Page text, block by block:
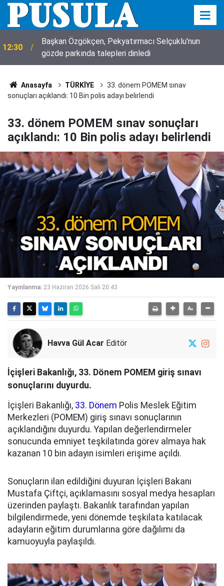
12:30
Başkan Özgökçen, Pekyatırmacı Selçuklu'nun
gözde parkında talepleri dinledi
Anasayfa TÜRKİYE
33. dönem POMEM sınav
sonuçları açıklandı: 10 Bin polis adayı belirlendi
33. dönem POMEM sınav sonuçları
açıklandı: 10 Bin polis adayı belirlendi
Yayınlanma: 23 Haziran 2026 Salı 20:43
Havva Gül Acar Editör
İçişleri Bakanlığı, 33. Dönem POMEM giriş sınavı
sonuçlarını duyurdu.
İçişleri Bakanlığı, 33. Dönem Polis Meslek Eğitim
Merkezleri (POMEM) giriş sınavı sonuçlarının
açıklandığını duyurdu. Yapılan değerlendirmeler
sonucunda emniyet teşkilatında görev almaya hak
kazanan 10 bin adayın isimleri erişime açıldı.
Sonuçların ilan edildiğini duyuran İçişleri Bakanı
Mustafa Çiftçi, açıklamasını sosyal medya hesapları
üzerinden paylaştı. Bakanlık tarafından yapılan
bilgilendirmede, yeni dönemde teşkilata katılacak
adayların eğitim durumlarına göre dağılımı da
kamuoyuyla paylaşıldı.